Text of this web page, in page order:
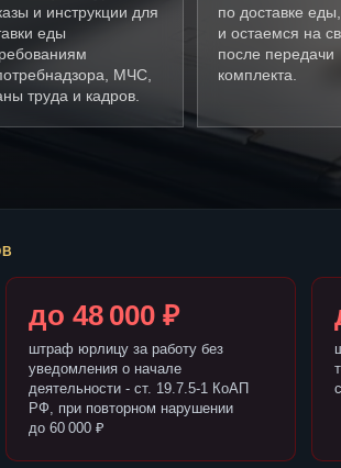
и инструкции для
еды
МЧС,
труда и кадров.
по доставке еды,
и остаемся на
после передачи
комплекта.
до 48 000 ₽
штраф юрлицу за работу без
уведомления о начале
деятельности - ст. 19.7.5-1 КоАП
РФ, при повторном нарушении
до 60 000 ₽